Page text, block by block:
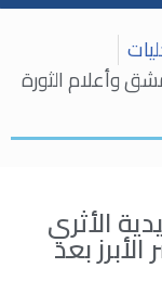
وأعلام الثورة
الأثري
بعد